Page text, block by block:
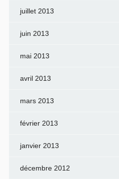
juillet 2013
juin 2013
mai 2013
avril 2013
mars 2013
février 2013
janvier 2013
décembre 2012